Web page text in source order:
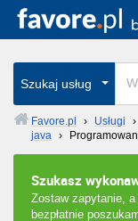
Szukaj usług
Favore.pl › Usługi ›
java ›
Szukasz
Zostaw zapytanie,
bezpłatnie
Cała Polska
wszystkie w całym kraju
Wrocław